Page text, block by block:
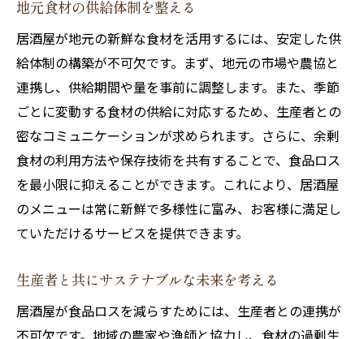
地元食材の供給体制を整える
居酒屋が地元の新鮮な食材を活用するには、安定した供
給体制の構築が不可欠です。まず、地元の市場や農協と
連携し、供給期間や量を事前に調整します。また、季節
ごとに変動する食材の供給に対応するため、生産者との
密なコミュニケーションが求められます。さらに、余剰
食材の利用方法や保存技術を共有することで、食品ロス
を最小限に抑えることができます。これにより、居酒屋
のメニューは常に新鮮で多様性に富み、お客様に満足し
ていただけるサービスを提供できます。
生産者と共にサステナブルな未来を考える
居酒屋が食品ロスを減らすためには、生産者との連携が
不可欠です。地域の農家や漁師と協力し、食材の過剰生